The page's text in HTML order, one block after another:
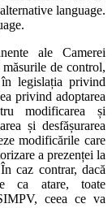
language.
ale Camerei
de control,
legislația privind
privind adoptarea
modificarea și
și desfășurarea
modificările care
a prezenței la
caz contrar, dacă
ca atare, toate
ceea ce va